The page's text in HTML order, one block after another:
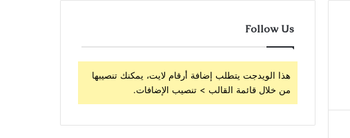
Follow Us
هذا الويدجت يتطلب إضافة أرقام لايت، يمكنك تنصيبها
من خلال قائمة القالب > تنصيب الإضافات.